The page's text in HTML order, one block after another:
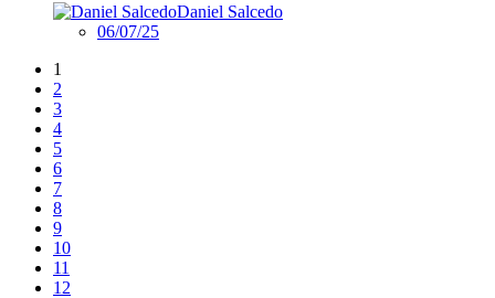
Daniel Salcedo
06/07/25
1
2
3
4
5
6
7
8
9
10
11
12